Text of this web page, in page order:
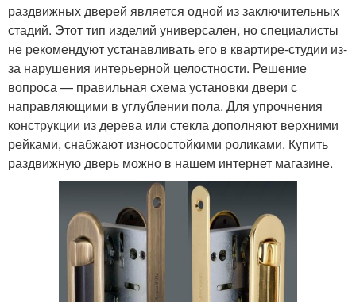
раздвижных дверей является одной из заключительных
стадий. Этот тип изделий универсален, но специалисты
не рекомендуют устанавливать его в квартире-студии из-
за нарушения интерьерной целостности. Решение
вопроса — правильная схема установки двери с
направляющими в углублении пола. Для упрочнения
конструкции из дерева или стекла дополняют верхними
рейками, снабжают износостойкими роликами. Купить
раздвижную дверь можно в нашем интернет магазине.